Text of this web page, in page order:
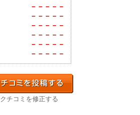
－－－－－
－－－－－
－－－－－
－－－－－
－－－－－
－－－－－
クチコミを修正する